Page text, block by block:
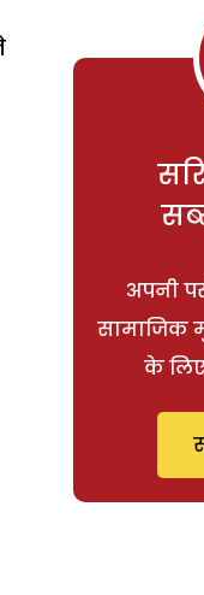
अपनी
सामाजिक
के